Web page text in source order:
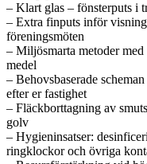
– Klart glas – fönsterputs i
– Extra finputs inför
föreningsmöten
– Miljösmarta metoder
medel
– Behovsbaserade
efter er fastighet
– Fläckborttagning av
golv
– Hygieninsatser:
ringklockor och övriga